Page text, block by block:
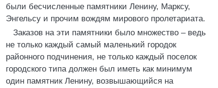
были бесчисленные памятники Ленину, Марксу,
Энгельсу и прочим вождям мирового пролетариата.
Заказов на эти памятники было множество – ведь
не только каждый самый маленький городок
районного подчинения, не только каждый поселок
городского типа должен был иметь как минимум
один памятник Ленину, возвышающийся на